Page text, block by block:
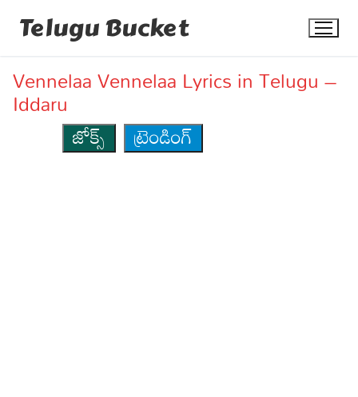
Telugu Bucket
Vennelaa Vennelaa Lyrics in Telugu –
Iddaru
జోక్స్
ట్రెండింగ్